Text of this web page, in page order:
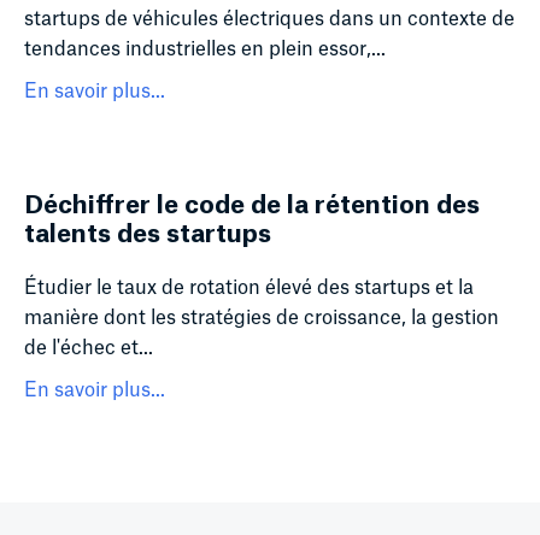
startups de véhicules électriques dans un contexte de
tendances industrielles en plein essor,...
En savoir plus...
Déchiffrer le code de la rétention des
talents des startups
Étudier le taux de rotation élevé des startups et la
manière dont les stratégies de croissance, la gestion
de l'échec et...
En savoir plus...